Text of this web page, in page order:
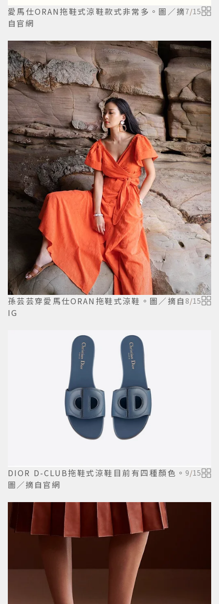
愛馬仕ORAN拖鞋式涼鞋款式非常多。圖／摘
自官網
7/15
孫芸芸穿愛馬仕ORAN拖鞋式涼鞋。圖／摘自
IG
8/15
DIOR D-CLUB拖鞋式涼鞋目前有四種顏色。
圖／摘自官網
9/15